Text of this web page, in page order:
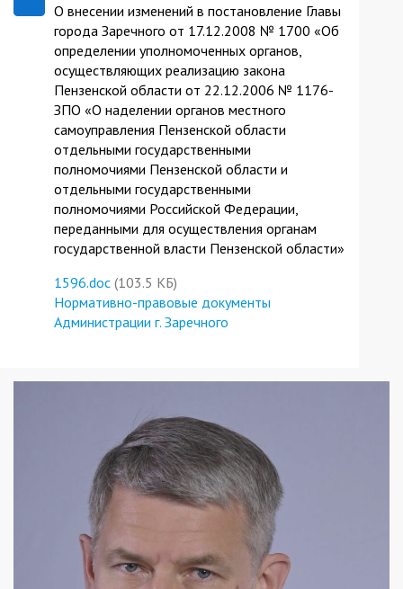
О внесении изменений в постановление Главы
города Заречного от 17.12.2008 № 1700 «Об
определении уполномоченных органов,
осуществляющих реализацию закона
Пензенской области от 22.12.2006 № 1176-
ЗПО «О наделении органов местного
самоуправления Пензенской области
отдельными государственными
полномочиями Пензенской области и
отдельными государственными
полномочиями Российской Федерации,
переданными для осуществления органам
государственной власти Пензенской области»
1596.doc (103.5 КБ)
Нормативно-правовые документы
Администрации г. Заречного